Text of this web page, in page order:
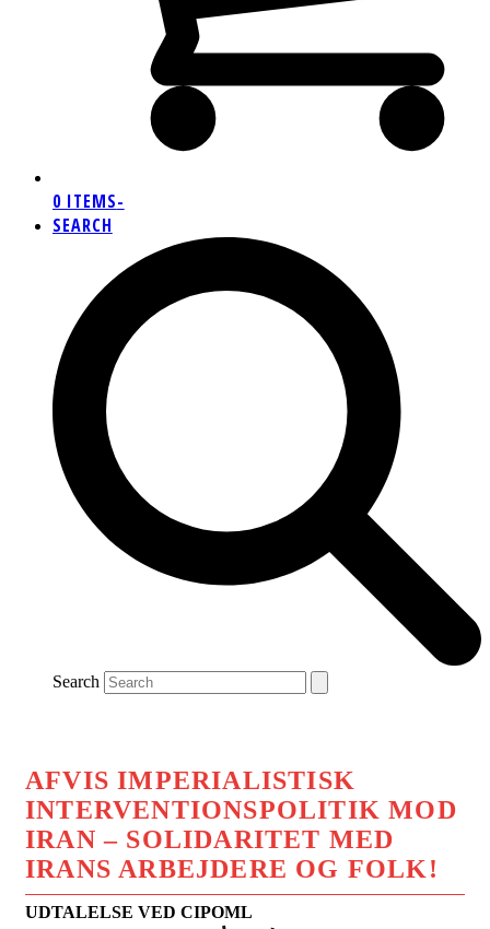
0 ITEMS-
SEARCH
Search
AFVIS IMPERIALISTISK
INTERVENTIONSPOLITIK MOD
IRAN – SOLIDARITET MED
IRANS ARBEJDERE OG FOLK!
UDTALELSE VED CIPOML